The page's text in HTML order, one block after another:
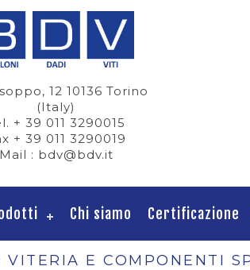
12 10136 Torino
(Italy)
+ 39 011 3290015
+ 39 011 3290019
Mail : bdv@bdv.it
Chi siamo Certificazione
VITERIA E COMPONENTI